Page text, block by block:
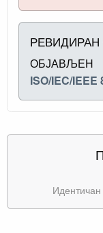
ОБЈАВЉЕН
ISO/IEC/IEEE
Идентичан